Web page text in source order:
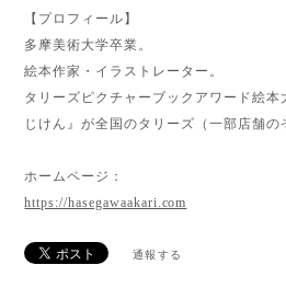
【プロフィール】
多摩美術大学卒業。
絵本作家・イラストレーター。
タリーズピクチャーブックアワード絵本
じけん』が全国のタリーズ（一部店舗の
ホームページ：
https://hasegawaakari.com
通報する